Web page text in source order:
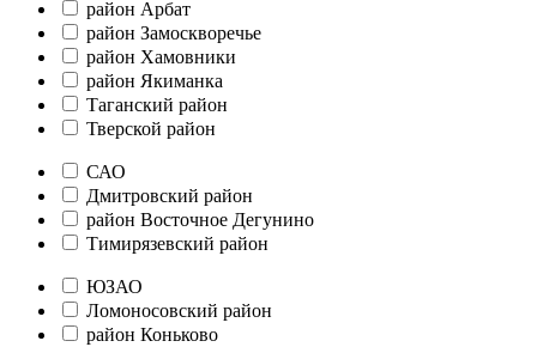
район Арбат
район Замоскворечье
район Хамовники
район Якиманка
Таганский район
Тверской район
САО
Дмитровский район
район Восточное Дегунино
Тимирязевский район
ЮЗАО
Ломоносовский район
район Коньково